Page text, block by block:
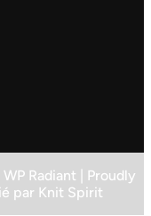
WP Radiant | Proudly
par Knit Spirit